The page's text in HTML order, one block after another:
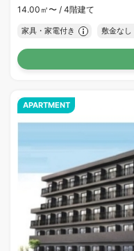
14.00㎡〜 / 4階建て
家具・家電付き 敷金なし
APARTMENT